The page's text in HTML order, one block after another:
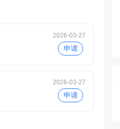
2026-03-27
申请
2026-03-27
申请